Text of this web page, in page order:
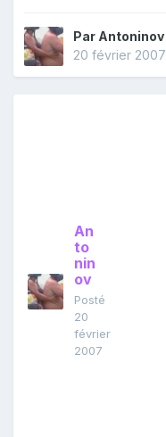
Par Antoninov
20 février 2007
An
to
nin
ov
Posté
20
février
2007